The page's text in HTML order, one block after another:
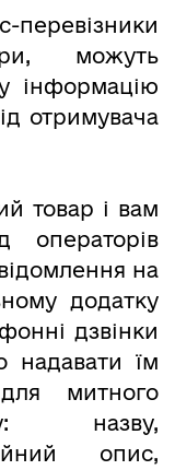
перевізники
можуть
інформацію
отримувача
товар і вам
операторів
на
додатку
дзвінки
надавати їм
митного
назву,
опис,